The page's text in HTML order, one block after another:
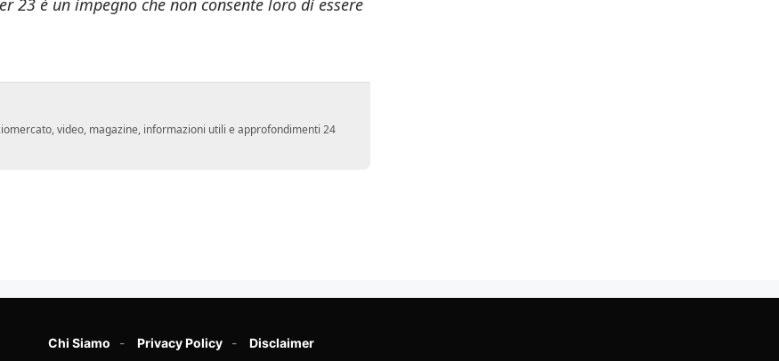
23 è un impegno che non consente loro di essere
video, magazine, informazioni utili e approfondimenti 24
Chi Siamo Privacy Policy Disclaimer